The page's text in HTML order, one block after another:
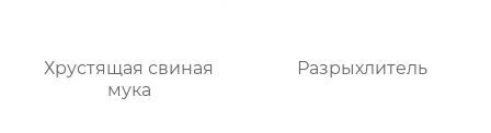
Хрустящая свиная
мука
Разрыхлитель